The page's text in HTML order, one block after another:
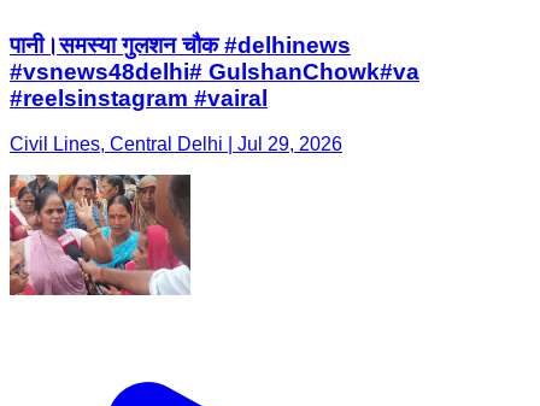
पानी।समस्या गुलशन चौक #delhinews
#vsnews48delhi# GulshanChowk#va
#reelsinstagram #vairal
Civil Lines, Central Delhi | Jul 29, 2026